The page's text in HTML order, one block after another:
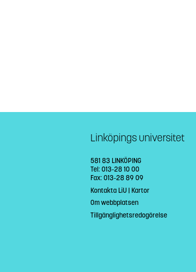
Linköpings universitet
581 83 LINKÖPING
Tel: 013-28 10 00
Fax: 013-28 89 09
Kontakta LiU| Kartor
Om webbplatsen
Tillgänglighetsredogörelse